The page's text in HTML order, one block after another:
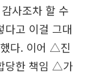
사조차 할 수
고 이걸 그대
다. 이어 △진
당한 책임 △가